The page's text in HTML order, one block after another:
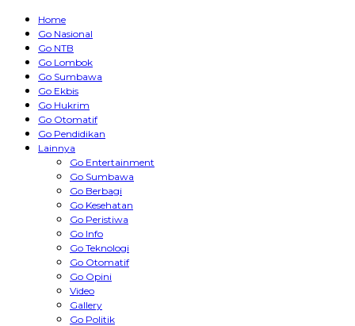
Home
Go Nasional
Go NTB
Go Lombok
Go Sumbawa
Go Ekbis
Go Hukrim
Go Otomatif
Go Pendidikan
Lainnya
Go Entertainment
Go Sumbawa
Go Berbagi
Go Kesehatan
Go Peristiwa
Go Info
Go Teknologi
Go Otomatif
Go Opini
Video
Gallery
Go Politik